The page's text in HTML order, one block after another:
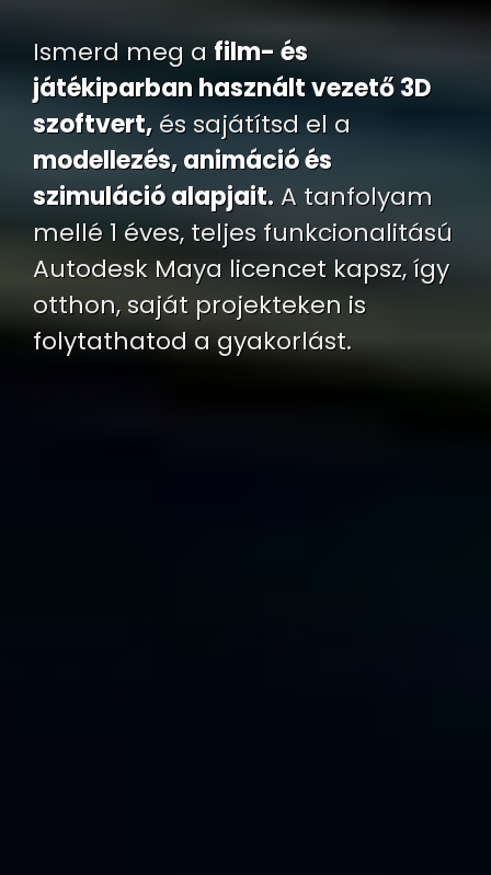
Ismerd meg a film- és
játékiparban használt vezető 3D
szoftvert, és sajátítsd el a
modellezés, animáció és
szimuláció alapjait. A tanfolyam
mellé 1 éves, teljes funkcionalitású
Autodesk Maya licencet kapsz, így
otthon, saját projekteken is
folytathatod a gyakorlást.